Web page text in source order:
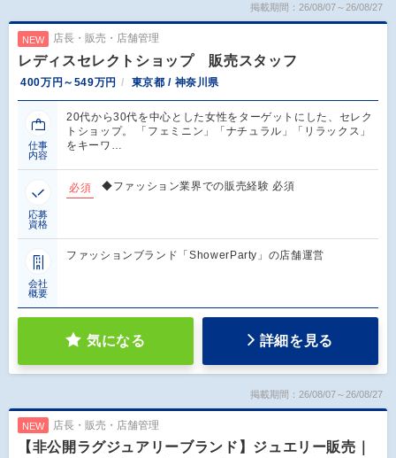
掲載期間：26/08/07～26/08/27
NEW 店長・販売・店舗管理
レディスセレクトショップ 販売スタッフ
400万円～549万円 東京都 / 神奈川県
仕事
内容
20代から30代を中心とした女性をターゲットにした、セレク
トショップ。 「フェミニン」「ナチュラル」「リラックス」
をキーワ…
応募
資格
必須 ◆ファッション業界での販売経験 必須
会社
概要
ファッションブランド「ShowerParty」の店舗運営
気になる 詳細を見る
掲載期間：26/08/07～26/08/27
NEW 店長・販売・店舗管理
【非公開ラグジュアリーブランド】ジュエリー販売｜